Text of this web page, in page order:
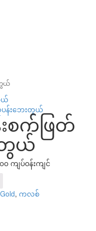
ယ်
ယ်
န်းဘေးတွယ်
စက်ဖြတ်
ယ်
၀ ကျပ်ဝန်းကျင်
Gold, ကလစ်